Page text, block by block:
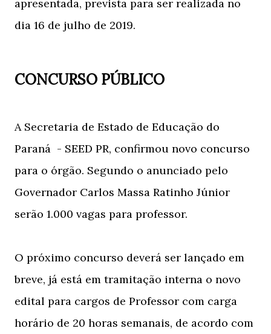
apresentada, prevista para ser realizada no
dia 16 de julho de 2019.
CONCURSO PÚBLICO
A Secretaria de Estado de Educação do
Paraná - SEED PR, confirmou novo concurso
para o órgão. Segundo o anunciado pelo
Governador Carlos Massa Ratinho Júnior
serão 1.000 vagas para professor.
O próximo concurso deverá ser lançado em
breve, já está em tramitação interna o novo
edital para cargos de Professor com carga
horário de 20 horas semanais, de acordo com